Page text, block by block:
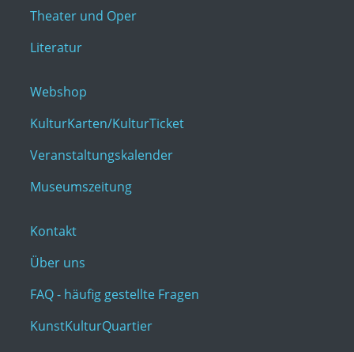
Theater und Oper
Literatur
Webshop
KulturKarten/KulturTicket
Veranstaltungskalender
Museumszeitung
Kontakt
Über uns
FAQ - häufig gestellte Fragen
KunstKulturQuartier